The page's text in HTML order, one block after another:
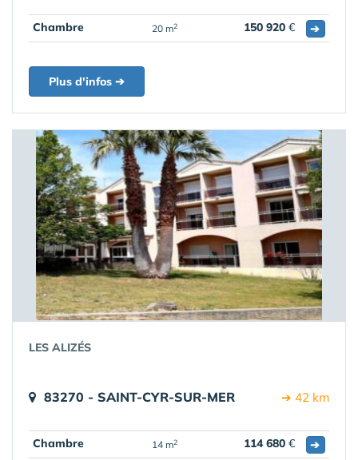
Chambre 20 m2 150 920 € ➔
Plus d'infos ➔
LES ALIZÉS
83270 - SAINT-CYR-SUR-MER ➔ 42 km
Chambre 14 m2 114 680 € ➔